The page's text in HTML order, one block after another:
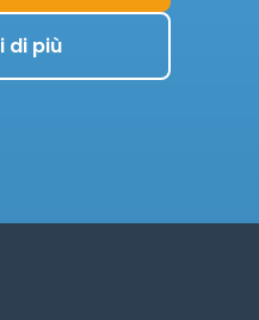
di più